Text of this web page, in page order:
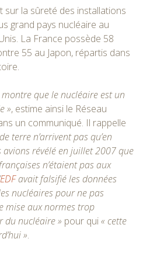
sur la sûreté des installations
grand pays nucléaire au
La France possède 58
55 au Japon, répartis dans
que le nucléaire est un
», estime ainsi le Réseau
un communiqué. Il rappelle
terre n’arrivent pas qu’en
avions révélé en juillet 2007 que
n’étaient pas aux
EDFavait falsifié les données
nucléaires pour ne pas
mise aux normes trop
du nucléaire » pour qui« cette
».